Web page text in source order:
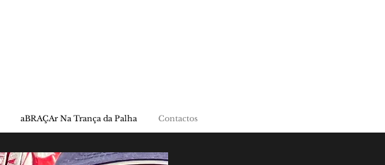
aBRAÇAr Na Trança da Palha Contactos